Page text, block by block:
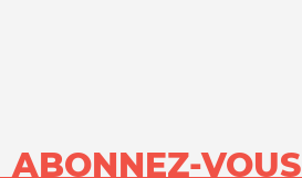
ABONNEZ-VOUS